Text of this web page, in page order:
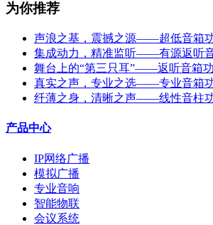
为你推荐
声浪之基，震撼之源——超低音箱
集成动力，精准监听——有源返听
舞台上的“第三只耳”——返听音箱
真实之声，专业之选——专业音箱
纤薄之身，清晰之声——线性音柱
产品中心
IP网络广播
模拟广播
专业音响
智能物联
会议系统